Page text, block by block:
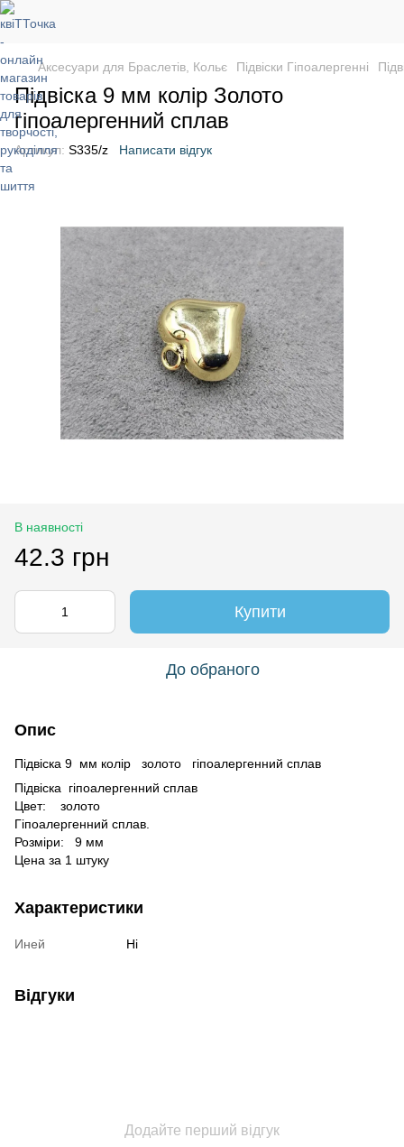
Аксесуари для Браслетів, Кольє Підвіски Гіпоалергенні
Підвіска 9 мм колір Золото
гіпоалергенний сплав
Артикул: S335/z Написати відгук
В наявності
42.3 грн
Купити
До обраного
Опис
Підвіска 9 мм колір золото гіпоалергенний сплав
Підвіска гіпоалергенний сплав
Цвет: золото
Гіпоалергенний сплав.
Розміри:
9 мм
Цена за 1 штуку
Характеристики
Иней Ні
Відгуки
Додайте перший відгук